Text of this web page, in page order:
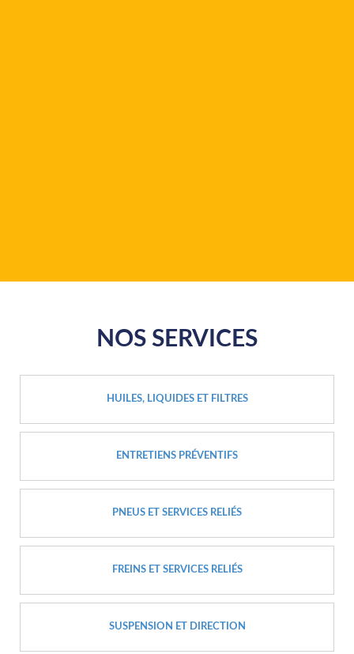
NOS SERVICES
HUILES, LIQUIDES ET FILTRES
ENTRETIENS PRÉVENTIFS
PNEUS ET SERVICES RELIÉS
FREINS ET SERVICES RELIÉS
SUSPENSION ET DIRECTION